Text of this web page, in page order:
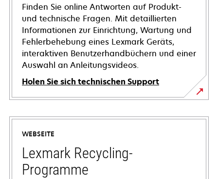
Finden Sie online Antworten auf Produkt-
und technische Fragen. Mit detaillierten
Informationen zur Einrichtung, Wartung und
Fehlerbehebung eines Lexmark Geräts,
interaktiven Benutzerhandbüchern und einer
Auswahl an Anleitungsvideos.
Holen Sie sich technischen Support
wird
in
neuen
Registerkarte
geöffnet
WEBSEITE
Lexmark Recycling-
Programme